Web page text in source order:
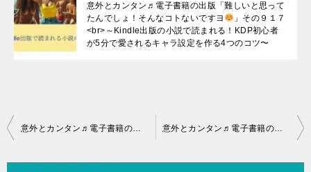
意外とカンタン♬電子書籍の出版「難しいと思って
たんでしょ！そんなコトないですヨ
」その９１７
<br>～Kindle出版の小説で読まれる！KDP初心者
が5分で愛されるキャラ設定を作る4つのコツ〜
投
意外とカンタン♬電子書籍の出版「難しいと思ってたんでしょ！そんなコトないですヨ 意外とカンタン♬電子書籍の出版「難しいと思ってたんでしょ！そんなコトないですヨ